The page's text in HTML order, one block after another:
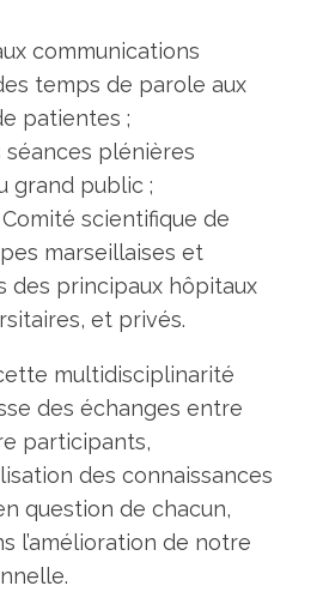
communications
temps de parole aux
patientes ;
plénières
grand public ;
scientifique de
marseillaises et
des principaux hôpitaux
et privés.
multidisciplinarité
des échanges entre
participants,
des connaissances
question de chacun,
l’amélioration de notre